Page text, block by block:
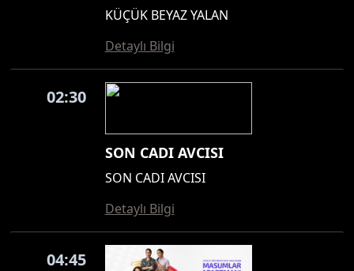
KÜÇÜK BEYAZ YALAN
Detaylı Bilgi
02:30
SON CADI AVCISI
SON CADI AVCISI
Detaylı Bilgi
04:45